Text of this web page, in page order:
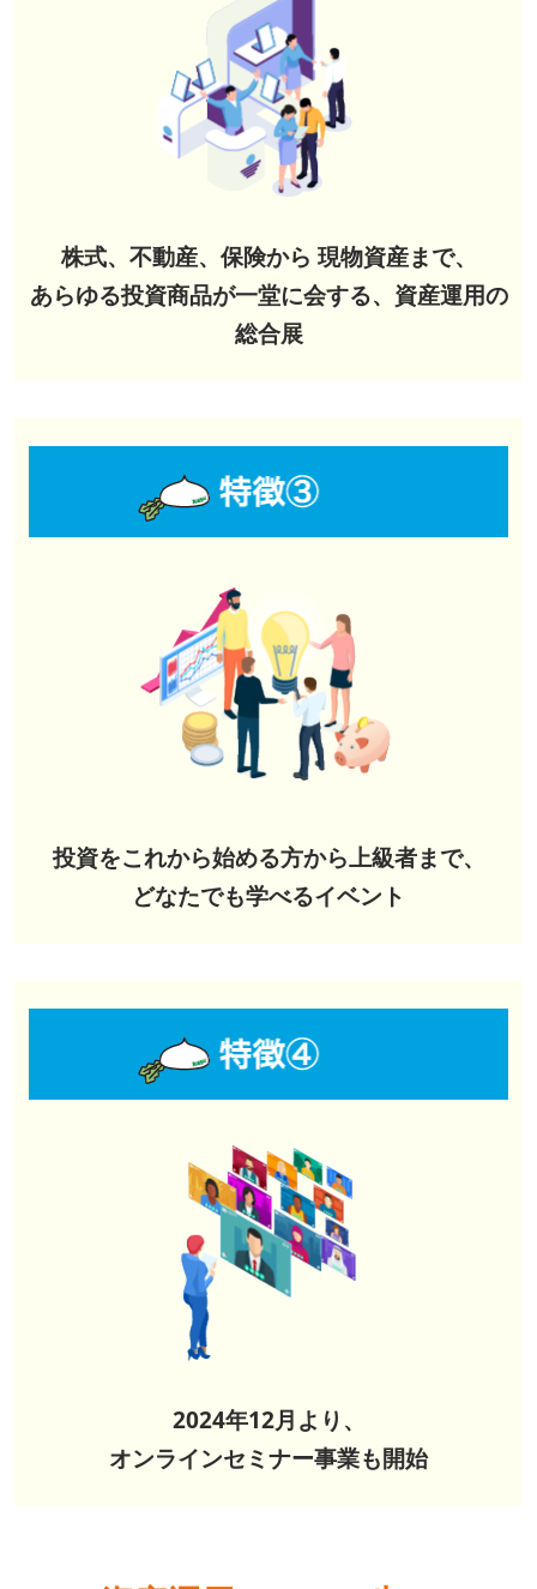
株式、不動産、保険から 現物資産まで、
あらゆる投資商品が一堂に会する、資産運用の
総合展
投資をこれから始める方から上級者まで、
どなたでも学べるイベント
2024年12月より、
オンラインセミナー事業も開始